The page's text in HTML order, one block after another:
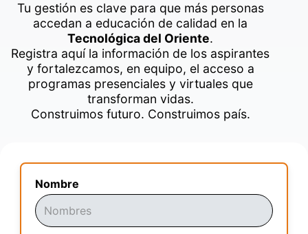
Tu gestión es clave para que más personas
accedan a educación de calidad en la
Tecnológica del Oriente.
Registra aquí la información de los aspirantes
y fortalezcamos, en equipo, el acceso a
programas presenciales y virtuales que
transforman vidas.
Construimos futuro. Construimos país.
Nombre